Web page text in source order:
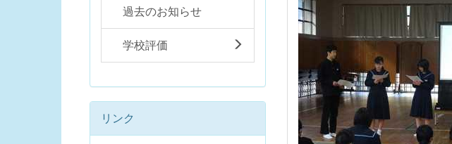
過去のお知らせ
学校評価
リンク